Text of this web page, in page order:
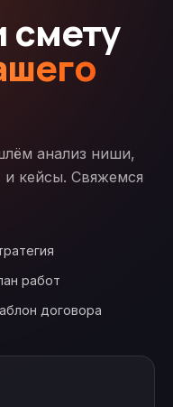
смету
анализ ниши,
и кейсы. Свяжемся
работ
договора